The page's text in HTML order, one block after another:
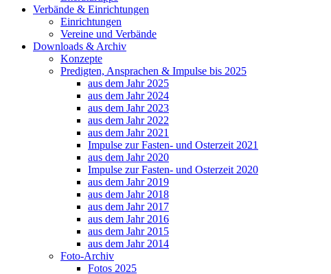
Verbände & Einrichtungen
Einrichtungen
Vereine und Verbände
Downloads & Archiv
Konzepte
Predigten, Ansprachen & Impulse bis 2025
aus dem Jahr 2025
aus dem Jahr 2024
aus dem Jahr 2023
aus dem Jahr 2022
aus dem Jahr 2021
Impulse zur Fasten- und Osterzeit 2021
aus dem Jahr 2020
Impulse zur Fasten- und Osterzeit 2020
aus dem Jahr 2019
aus dem Jahr 2018
aus dem Jahr 2017
aus dem Jahr 2016
aus dem Jahr 2015
aus dem Jahr 2014
Foto-Archiv
Fotos 2025